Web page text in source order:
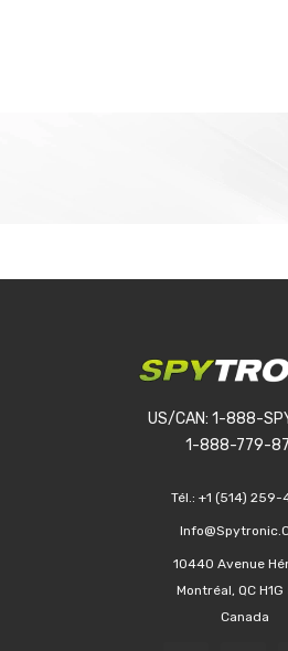
US/CAN: 1-888-
1-888-779-
Tél.: +1 (514)
10440 Avenue
Montréal, QC H1G
Canada